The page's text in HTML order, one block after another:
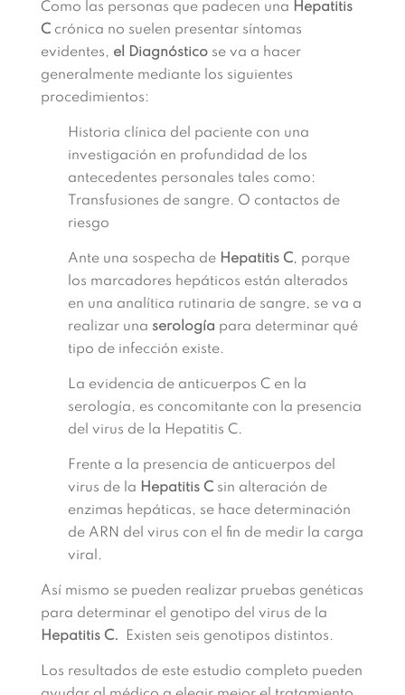
Como las personas que padecen una Hepatitis
Ccrónica no suelen presentar síntomas
evidentes, el Diagnóstico se va a hacer
generalmente mediante los siguientes
procedimientos:
Historia clínica del paciente con una
investigación en profundidad de los
antecedentes personales tales como:
Transfusiones de sangre. O contactos de
riesgo
Ante una sospecha deHepatitis C, porque
los marcadores hepáticos están alterados
en una analítica rutinaria de sangre, se va a
realizar una serología para determinar qué
tipo de infección existe.
La evidencia de anticuerpos C en la
serología, es concomitante con la presencia
del virus de la Hepatitis C.
Frente a la presencia de anticuerpos del
virus de la Hepatitis Csin alteración de
enzimas hepáticas, se hace determinación
de ARN del virus con el fin de medir la carga
viral.
Así mismo se pueden realizar pruebas genéticas
para determinar el genotipo del virus de la
Hepatitis C. Existen seis genotipos distintos.
Los resultados de este estudio completo pueden